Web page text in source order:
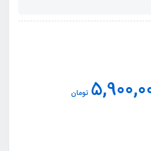
تومان